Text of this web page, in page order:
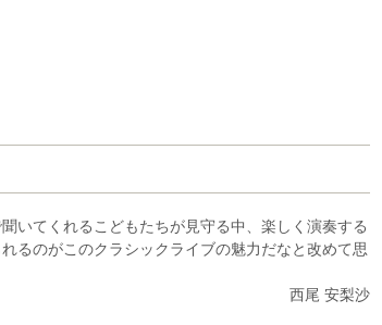
いてくれるこどもたちが見守る中、楽しく演奏する
るのがこのクラシックライブの魅力だなと改めて思
西尾 安梨沙